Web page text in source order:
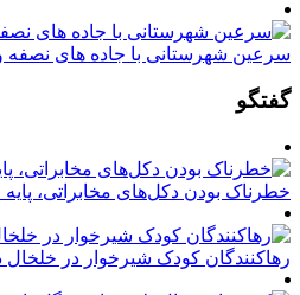
سرعین شهرستانی با جاده های نصفه
گفتگو
خطرناک بودن دکل‌های مخابراتی، پایه
رهاکنندگان کودک شیرخوار در خلخال